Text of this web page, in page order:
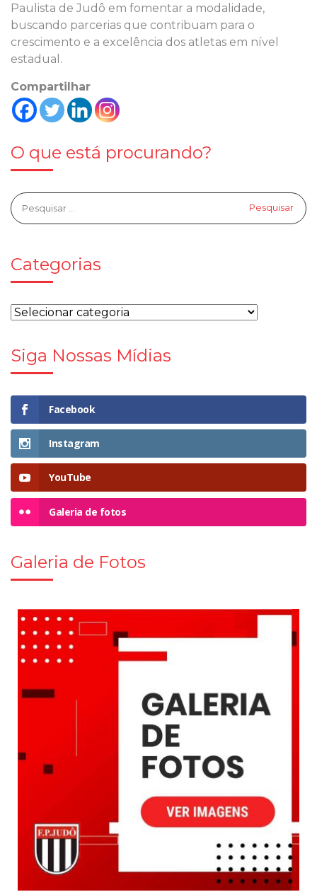
Paulista de Judô em fomentar a modalidade,
buscando parcerias que contribuam para o
crescimento e a excelência dos atletas em nível
estadual.
Compartilhar
O que está procurando?
Categorias
Siga Nossas Mídias
Facebook
Instagram
YouTube
Galeria de fotos
Galeria de Fotos